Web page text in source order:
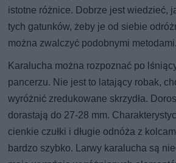
istotne różnice. Dobrze jest wiedzieć,
tych gatunków, żeby je od siebie
można zwalczyć podobnymi metodami.
Karalucha można rozpoznać po
pancerzu. Nie jest to latający robak,
wyróżnić zredukowane skrzydła.
dorastają do 27-28 mm.
cienkie czułki i długie odnóża z
bardzo szybko. Larwy karalucha są